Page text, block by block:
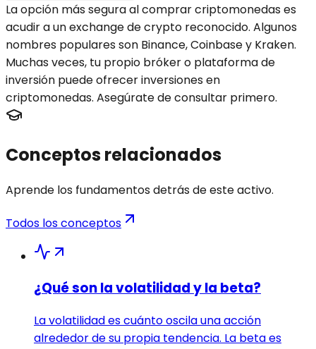
La opción más segura al comprar criptomonedas es
acudir a un exchange de crypto reconocido. Algunos
nombres populares son Binance, Coinbase y Kraken.
Muchas veces, tu propio bróker o plataforma de
inversión puede ofrecer inversiones en
criptomonedas. Asegúrate de consultar primero.
Conceptos relacionados
Aprende los fundamentos detrás de este activo.
Todos los conceptos
¿Qué son la volatilidad y la beta?
La volatilidad es cuánto oscila una acción
alrededor de su propia tendencia. La beta es